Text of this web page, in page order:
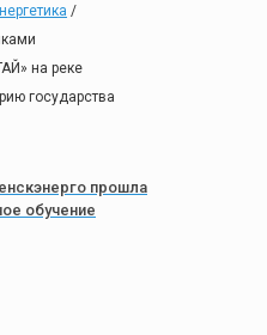
/
на реке
государства
прошла
обучение